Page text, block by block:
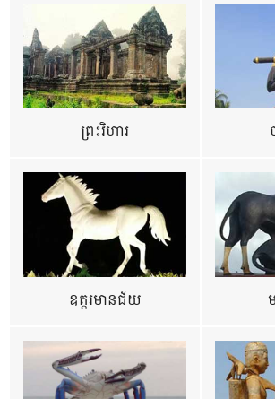
ព្រះវិហារ
ឧត្ដរមានជ័យ